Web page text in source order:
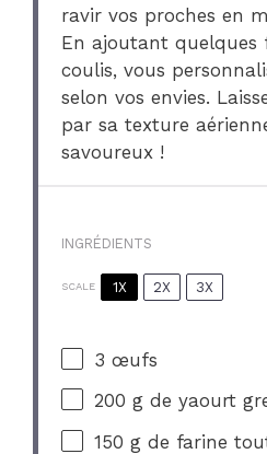
ravir vos proches en
En ajoutant
coulis, vous
selon vos envies.
par sa texture
savoureux !
INGRÉDIENTS
SCALE 1X 2X 3X
3 œufs
200 g de yaourt
150 g de farine